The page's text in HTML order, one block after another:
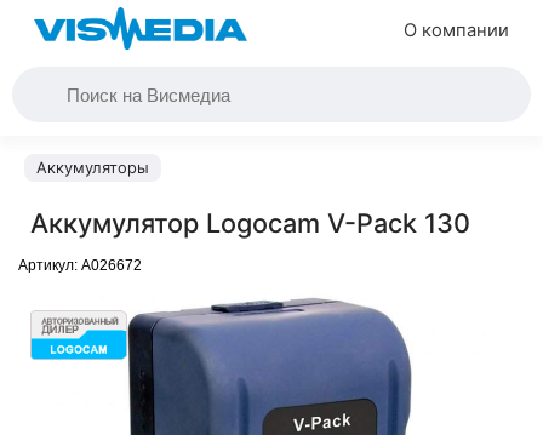
О компании
Аккумуляторы
Аккумулятор Logocam V-Pack 130
Артикул: A026672